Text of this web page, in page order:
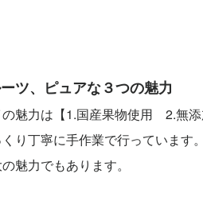
ツ、ピュアな３つの魅力
魅力は【1.国産果物使用 2.無
り丁寧に手作業で行っていま
魅力でもあります。